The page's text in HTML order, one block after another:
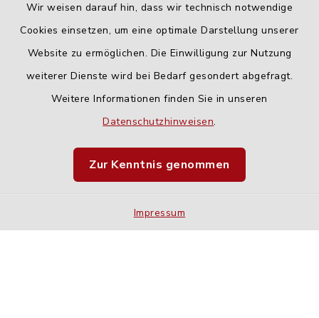
Wir weisen darauf hin, dass wir technisch notwendige
Cookies einsetzen, um eine optimale Darstellung unserer
Website zu ermöglichen. Die Einwilligung zur Nutzung
weiterer Dienste wird bei Bedarf gesondert abgefragt.
Weitere Informationen finden Sie in unseren
Datenschutzhinweisen.
Zur Kenntnis genommen
Impressum
Barrierefreiheit
Impressum
Sitemap